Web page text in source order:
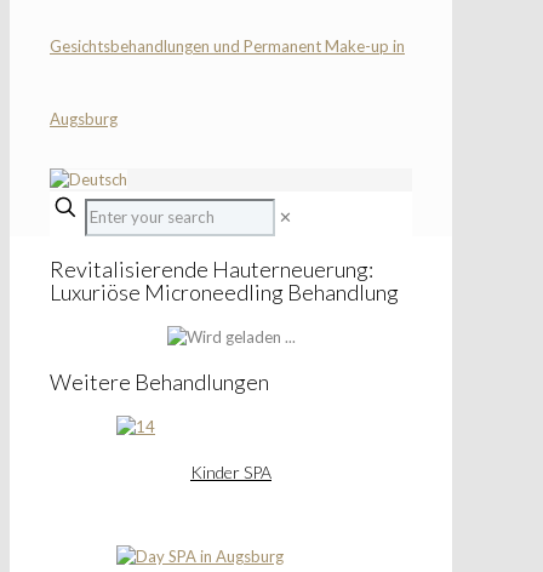
✕
Revitalisierende Hauterneuerung:
Luxuriöse Microneedling Behandlung
Weitere Behandlungen
Kinder SPA